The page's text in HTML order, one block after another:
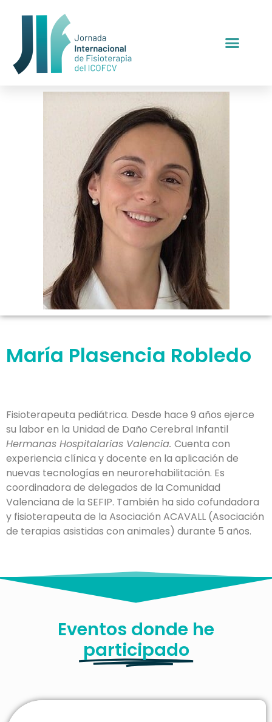
María Plasencia Robledo
Fisioterapeuta pediátrica. Desde hace 9 años ejerce
su labor en la Unidad de Daño Cerebral Infantil
Hermanas Hospitalarias Valencia. Cuenta con
experiencia clínica y docente en la aplicación de
nuevas tecnologías en neurorehabilitación. Es
coordinadora de delegados de la Comunidad
Valenciana de la SEFIP. También ha sido cofundadora
y fisioterapeuta de la Asociación ACAVALL (Asociación
de terapias asistidas con animales) durante 5 años.
Eventos donde he
participado